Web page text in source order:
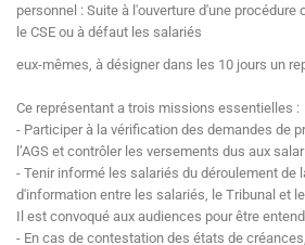
personnel : Suite à l'ouverture d'une procédure
le CSE ou à défaut les salariés
eux-mêmes, à désigner dans les 10 jours un
Ce représentant a trois missions essentielles :
- Participer à la vérification des demandes de
l’AGS et contrôler les versements dus aux
- Tenir informé les salariés du déroulement de
d'information entre les salariés, le Tribunal et
Il est convoqué aux audiences pour être
- En cas de contestation des états de